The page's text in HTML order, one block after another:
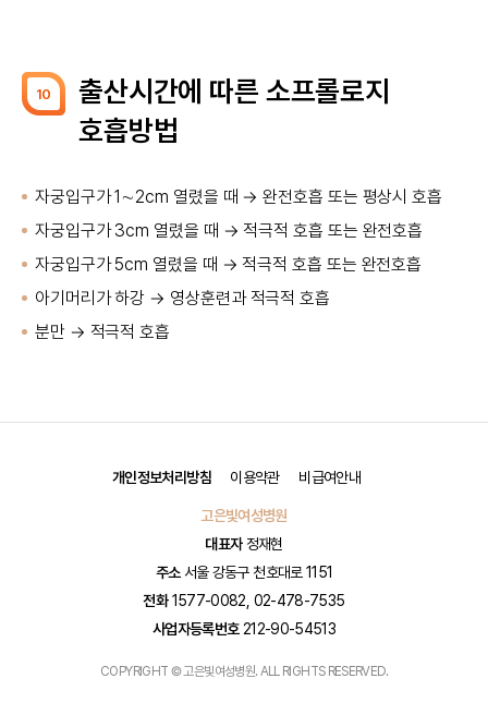
10
출산시간에 따른 소프롤로지
호흡방법
자궁입구가 1∼2cm 열렸을 때 → 완전호흡 또는 평상시 호흡
자궁입구가 3cm 열렸을 때 → 적극적 호흡 또는 완전호흡
자궁입구가 5cm 열렸을 때 → 적극적 호흡 또는 완전호흡
아기머리가 하강 → 영상훈련과 적극적 호흡
분만 → 적극적 호흡
개인정보처리방침 이용약관 비급여안내
고은빛여성병원
대표자정재현
주소서울 강동구 천호대로 1151
전화1577-0082, 02-478-7535
사업자등록번호212-90-54513
COPYRIGHT © 고은빛여성병원. ALL RIGHTS RESERVED.